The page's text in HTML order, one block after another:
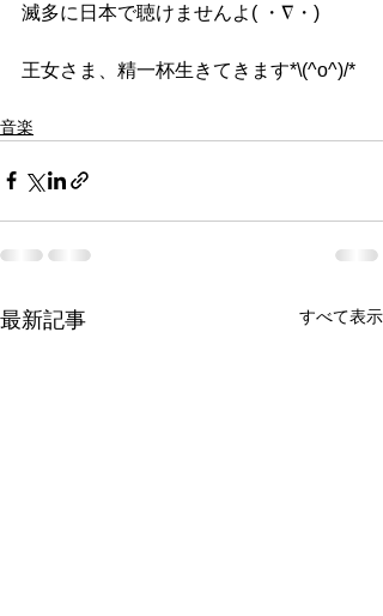
滅多に日本で聴けませんよ( ・∇・)
王女さま、精一杯生きてきます*\(^o^)/*
音楽
最新記事 すべて表示